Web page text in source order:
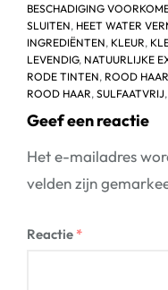
BESCHADIGING
SLUITEN, HEET WATER
INGREDIËNTEN, KLEUR,
LEVENDIG, NATUURLIJKE
RODE TINTEN, ROOD HAAR
ROOD HAAR, SULFAATVRIJ,
Geef een reactie
Het e-mailadres
velden zijn
Reactie *